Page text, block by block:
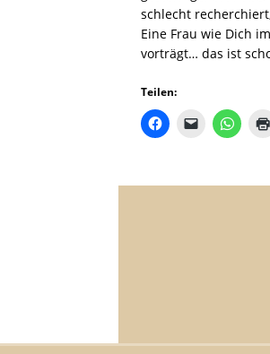
schlecht
Eine Frau wie Dich
vorträgt… das ist
Teilen: